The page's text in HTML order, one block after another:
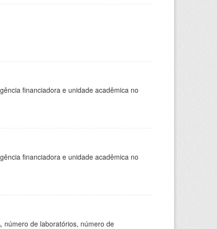
financiadora e unidade acadêmica no
financiadora e unidade acadêmica no
número de laboratórios, número de